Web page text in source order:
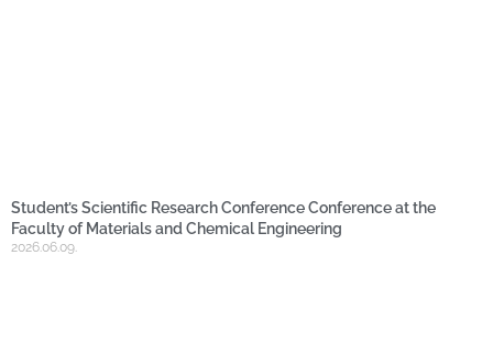
Student’s Scientific Research Conference Conference at the
Faculty of Materials and Chemical Engineering
2026.06.09.